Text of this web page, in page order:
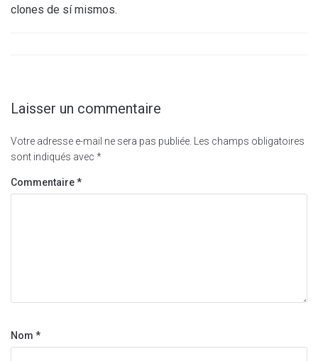
clones de sí mismos.
Laisser un commentaire
Votre adresse e-mail ne sera pas publiée.
Les champs obligatoires
sont indiqués avec *
Commentaire*
Nom *